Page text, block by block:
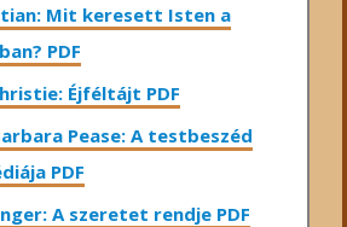
Mit keresett Isten a
PDF
Éjféltájt PDF
Pease: A testbeszéd
PDF
A ​szeretet rendje PDF